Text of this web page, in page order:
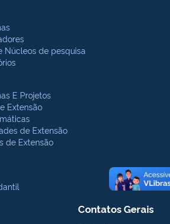
Núcleos de pesquisa
E Projetos
Extensão
de Extensão
de Extensão
Contatos Gerais